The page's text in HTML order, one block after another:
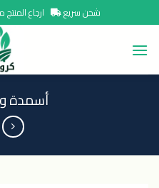
to
content
شحن سريع ارجاع المنتج
أسمدة